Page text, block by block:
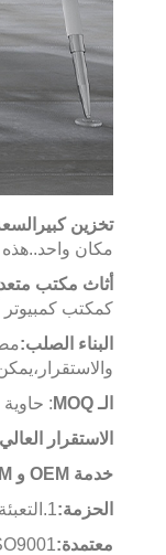
تخزين كبير
مكان واحد..هذه
أثاث مكتب
كمكتب
البناء الصلب:
والاستقرار،يمكن
الـ MOQ
: حاوية 20GP ، نموذج مختلط متوفر.طلب العينة مقبول.
الاستقرار
خدمة OEM و ODM:
الحزمة:1.التعبئة والتغليف ؛ 2. الكرتون العادي المصدر ، رغوة PE الداخلية ، قطن EPE.
معتمدة: